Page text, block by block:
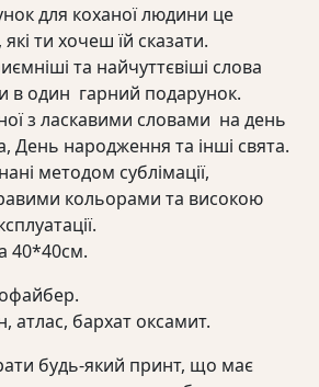
для коханої людини це
ти хочеш їй сказати.
та найчуттєвіші слова
в один гарний подарунок.
з ласкавими словами на день
День народження та інші свята.
методом сублімації,
кольорами та високою
40*40см.
атлас, бархат оксамит.
будь-який принт, що має